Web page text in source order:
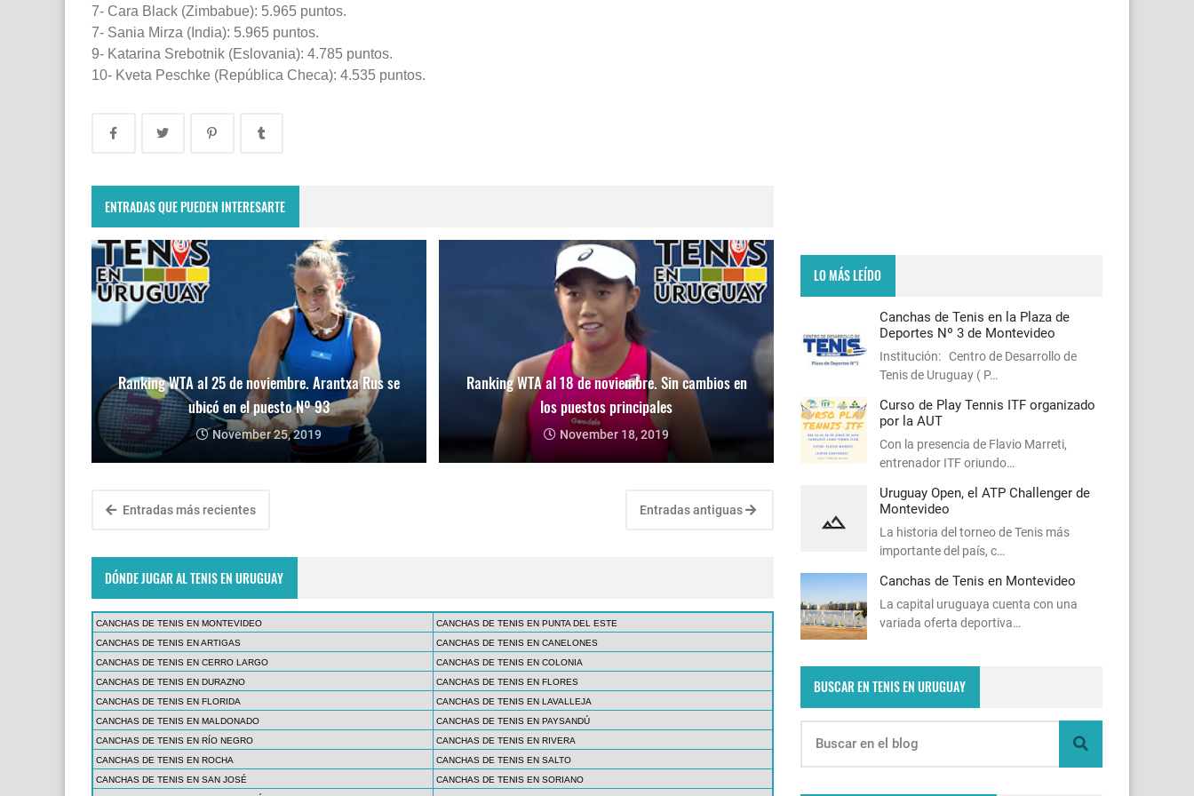
7- Cara Black (Zimbabue): 5.965 puntos.
7- Sania Mirza (India): 5.965 puntos.
9- Katarina Srebotnik (Eslovania): 4.785 puntos.
10- Kveta Peschke (República Checa): 4.535 puntos.
ENTRADAS QUE PUEDEN INTERESARTE
Ranking WTA al 25 de noviembre. Arantxa Rus se
ubicó en el puesto Nº 93
November 25, 2019
Ranking WTA al 18 de noviembre. Sin cambios en
los puestos principales
November 18, 2019
Entradas más recientes Entradas antiguas
DÓNDE JUGAR AL TENIS EN URUGUAY
CANCHAS DE TENIS EN MONTEVIDEO
CANCHAS DE TENIS EN PUNTA DEL ESTE
CANCHAS DE TENIS EN ARTIGAS
CANCHAS DE TENIS EN CANELONES
CANCHAS DE TENIS EN CERRO LARGO
CANCHAS DE TENIS EN COLONIA
CANCHAS DE TENIS EN DURAZNO
CANCHAS DE TENIS EN FLORES
CANCHAS DE TENIS EN FLORIDA
CANCHAS DE TENIS EN LAVALLEJA
CANCHAS DE TENIS EN MALDONADO
CANCHAS DE TENIS EN PAYSANDÚ
CANCHAS DE TENIS EN RÍO NEGRO
CANCHAS DE TENIS EN RIVERA
CANCHAS DE TENIS EN ROCHA
CANCHAS DE TENIS EN SALTO
CANCHAS DE TENIS EN SAN JOSÉ
CANCHAS DE TENIS EN SORIANO
LO MÁS LEÍDO
Canchas de Tenis en la Plaza de
Deportes Nº 3 de Montevideo
Institución: Centro de Desarrollo de
Tenis de Uruguay ( P…
Curso de Play Tennis ITF organizado
por la AUT
Con la presencia de Flavio Marreti,
entrenador ITF oriundo…
Uruguay Open, el ATP Challenger de
Montevideo
La historia del torneo de Tenis más
importante del país, c…
Canchas de Tenis en Montevideo
La capital uruguaya cuenta con una
variada oferta deportiva…
BUSCAR EN TENIS EN URUGUAY